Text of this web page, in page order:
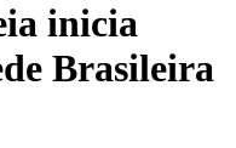
inicia
Brasileira